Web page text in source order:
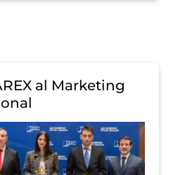
al Marketing